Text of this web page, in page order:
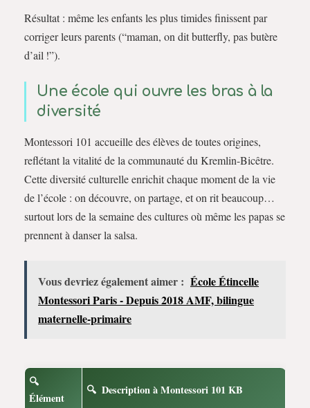
Résultat : même les enfants les plus timides finissent par
corriger leurs parents (“maman, on dit butterfly, pas butère
d’ail !”).
Une école qui ouvre les bras à la
diversité
Montessori 101 accueille des élèves de toutes origines,
reflétant la vitalité de la communauté du Kremlin-Bicêtre.
Cette diversité culturelle enrichit chaque moment de la vie
de l’école : on découvre, on partage, et on rit beaucoup…
surtout lors de la semaine des cultures où même les papas se
prennent à danser la salsa.
Vous devriez également aimer : École Étincelle
Montessori Paris - Depuis 2018 AMF, bilingue
maternelle-primaire
Élément
Description à Montessori 101 KB